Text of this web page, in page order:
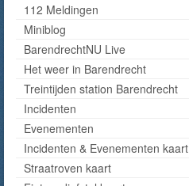
112 Meldingen
Miniblog
BarendrechtNU Live
Het weer in Barendrecht
Treintijden station Barendrecht
Incidenten
Evenementen
Incidenten & Evenementen kaart
Straatroven kaart